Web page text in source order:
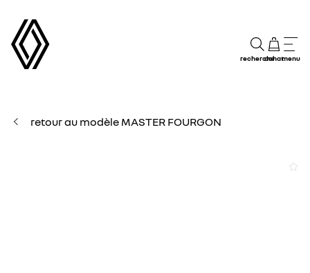
rechercheachatmenu
retour au modèle MASTER FOURGON